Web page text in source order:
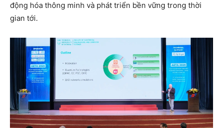
động hóa thông minh và phát triển bền vững trong thời
gian tới.